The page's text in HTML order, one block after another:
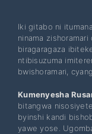
Iki gitabo ni
ninama
biragaragaza
ntibisuzuma
bwishoramari,
Kumenyesha
bitangwa
byinshi kandi
yawe yose.